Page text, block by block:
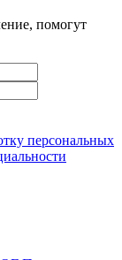
помогут
персональных